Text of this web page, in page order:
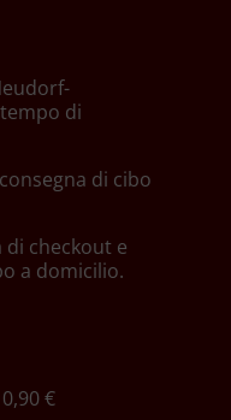
di
di cibo
di checkout e
a domicilio.
€